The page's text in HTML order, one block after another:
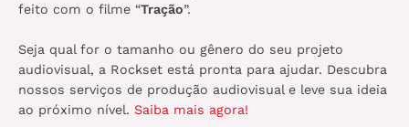
feito com o filme “Tração”.
Seja qual for o tamanho ou gênero do seu projeto
audiovisual, a Rockset está pronta para ajudar. Descubra
nossos serviços de produção audiovisual e leve sua ideia
ao próximo nível. Saiba mais agora!